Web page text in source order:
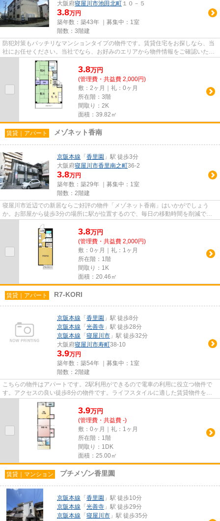
大阪府寝屋川市池田北町 １０－５
3.8万円
築年数：築43年 ｜募集中： 1室
階数：3階建
防犯対策もバッチリなマンションタイプの物件です。賃貸住宅をお探しなら、当
社にお任せください。当社でなら、お好みのエリアから物件情報をご確認いただ
けます。ご不明な点やご要望...
3.8万円
(管理費・共益費 2,000円)
敷：2ヶ月｜礼：0ヶ月
所在階：3階
間取り：2K
面積：39.82㎡
賃貸｜アパート メゾネット香南
京阪本線 「 香里園 」駅 徒歩3分
大阪府寝屋川市香里南之町36-2
3.8万円
築年数：築29年 ｜募集中： 1室
階数：2階建
寝屋川市近辺での新居ならご好評の物件「メゾネット香南」はいかがでしょう
か。お部屋から徒歩3分の場所に駅が位置するので、毎日の移動時間を削減でき
3.8万円
(管理費・共益費 2,000円)
敷：0ヶ月｜礼：1ヶ月
所在階：1階
間取り：1K
面積：20.46㎡
賃貸｜アパート R7-KORI
京阪本線 「 香里園 」駅 徒歩8分
京阪本線 「 光善寺 」駅 徒歩28分
京阪本線 「 寝屋川市 」駅 徒歩32分
大阪府寝屋川市寿町38-10
3.9万円
築年数：築54年 ｜募集中： 1室
階数：2階建
こちらの物件はアパートです。2駅利用ができるので電車の利用に役立つ物件で
す。アクセスの良い徒歩8分の物件です。ライフスタイルに適した賃貸物件をお
探しの方は、ぜひ当社にお任せ...
3.9万円
(管理費・共益費 -)
敷：0ヶ月｜礼：1ヶ月
所在階：1階
間取り：1DK
面積：25.00㎡
賃貸｜マンション プチメゾン香里園
京阪本線 「 香里園 」駅 徒歩10分
京阪本線 「 光善寺 」駅 徒歩29分
京阪本線 「 寝屋川市 」駅 徒歩35分